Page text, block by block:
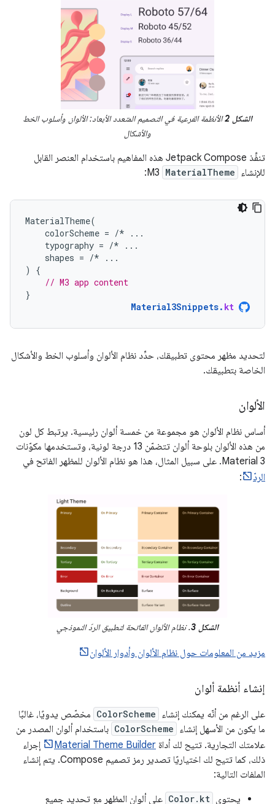
الشكل 2
الأنظمة الفرعية في التصميم المتعدد الأبعاد: الألوان وأسلوب الخط
والأشكال
تنفِّذ Jetpack Compose هذه المفاهيم باستخدام العنصر القابل
للإنشاء
MaterialTheme
MaterialTheme(
colorScheme = /*
...
typography = /*
...
shapes = /*
...
)
{
// M3 app content
}
Material3Snippets. kt
لتحديد مظهر محتوى تطبيقك، حدِّد نظام الألوان وأسلوب الخط والأشكال
الخاصة بتطبيقك.
الألوان
أساس نظام الألوان هو مجموعة من خمسة ألوان رئيسية. يرتبط كل لون
من هذه الألوان بلوحة ألوان تتضمّن 13 درجة لونية، وتستخدمها مكوّنات
Material 3. على سبيل المثال، هذا هو نظام الألوان للمظهر الفاتح في
الردّ
:
الشكل 3 . نظام الألوان الفاتحة لتطبيق الردّ النموذجي
مزيد من المعلومات حول نظام الألوان وأدوار الألوان
إنشاء أنظمة ألوان
على الرغم من أنّه يمكنك إنشاء ColorScheme مخصّص يدويًا، غالبًا
ما يكون من الأسهل إنشاء ColorScheme باستخدام ألوان المصدر من
علامتك التجارية. تتيح لك أداة Material Theme Builder
إجراء
ذلك، كما تتيح لك اختياريًا تصدير رمز تصميم Compose. يتم إنشاء
الملفات التالية:
يحتوي Color.kt على ألوان المظهر مع تحديد جميع